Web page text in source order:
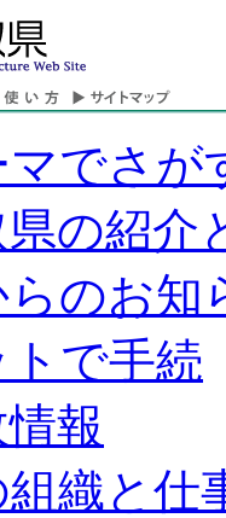
マでさが
の紹介
らのお知
トで手続
報
組織と仕